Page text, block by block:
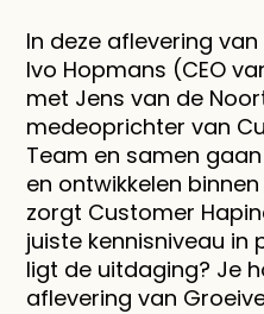
In deze aflevering
Ivo Hopmans (CEO
met Jens van de
medeoprichter van
Team en samen
en ontwikkelen
zorgt Customer
juiste kennisniveau in
ligt de uitdaging? Je
aflevering van